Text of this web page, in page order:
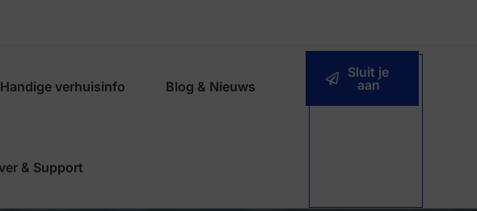
Handige verhuisinfo Blog & Nieuws
& Support
Sluit je
aan